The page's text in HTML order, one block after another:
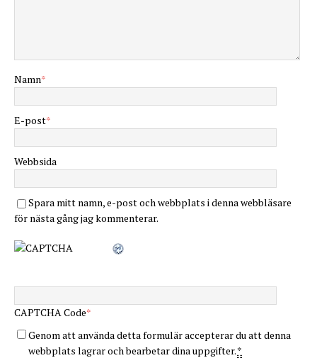
Namn*
E-post*
Webbsida
Spara mitt namn, e-post och webbplats i denna webbläsare
för nästa gång jag kommenterar.
CAPTCHA Code*
Genom att använda detta formulär accepterar du att denna
webbplats lagrar och bearbetar dina uppgifter.*